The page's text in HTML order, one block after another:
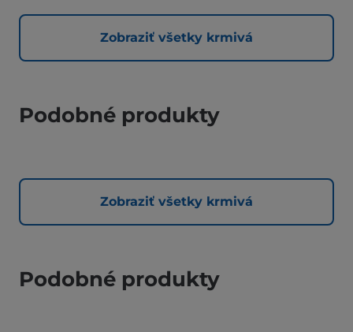
Zobraziť všetky krmivá
Podobné produkty
Zobraziť všetky krmivá
Podobné produkty